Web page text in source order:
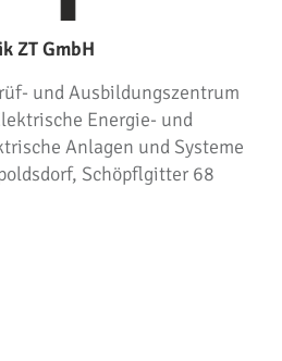
ZT GmbH
und Ausbildungszentrum
Energie- und
Anlagen und Systeme
Schöpflgitter 68